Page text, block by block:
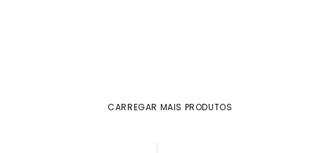
CARREGAR MAIS PRODUTOS